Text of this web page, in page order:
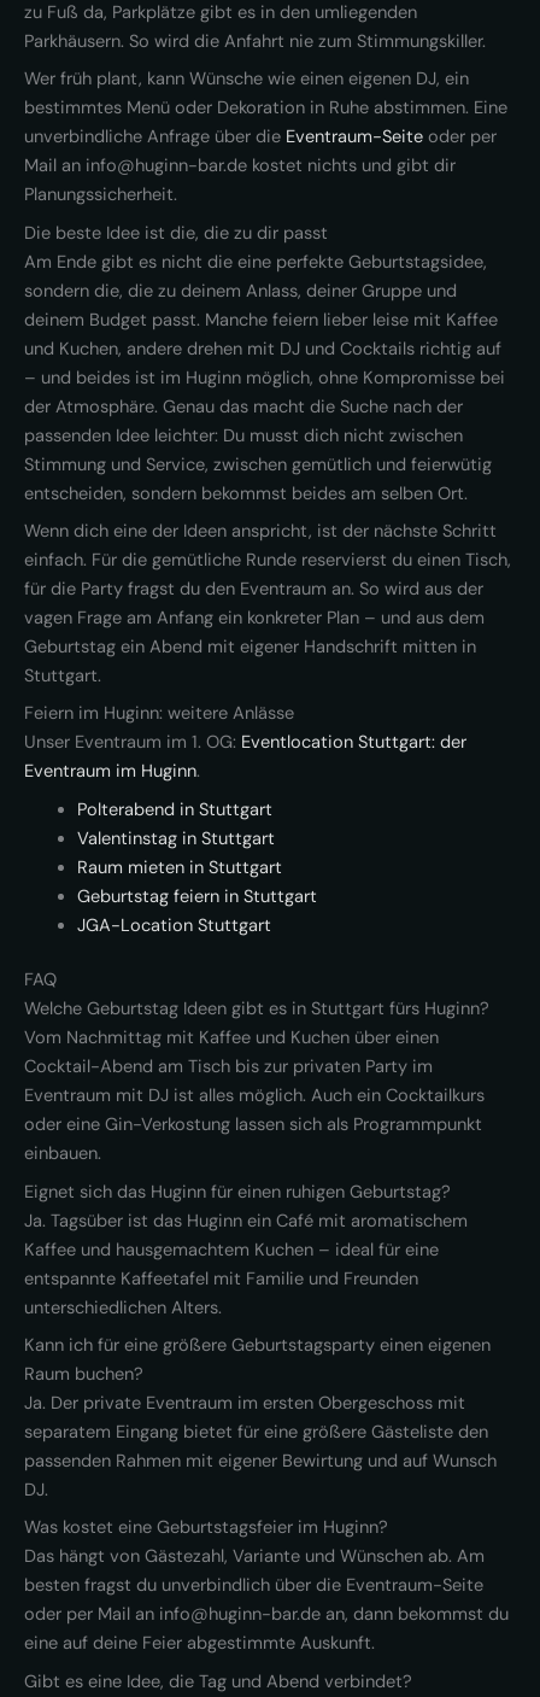
zu Fuß da, Parkplätze gibt es in den umliegenden
Parkhäusern. So wird die Anfahrt nie zum Stimmungskiller.
Wer früh plant, kann Wünsche wie einen eigenen DJ, ein
bestimmtes Menü oder Dekoration in Ruhe abstimmen. Eine
unverbindliche Anfrage über die Eventraum-Seite oder per
Mail an info@huginn-bar.de kostet nichts und gibt dir
Planungssicherheit.
Die beste Idee ist die, die zu dir passt
Am Ende gibt es nicht die eine perfekte Geburtstagsidee,
sondern die, die zu deinem Anlass, deiner Gruppe und
deinem Budget passt. Manche feiern lieber leise mit Kaffee
und Kuchen, andere drehen mit DJ und Cocktails richtig auf
– und beides ist im Huginn möglich, ohne Kompromisse bei
der Atmosphäre. Genau das macht die Suche nach der
passenden Idee leichter: Du musst dich nicht zwischen
Stimmung und Service, zwischen gemütlich und feierwütig
entscheiden, sondern bekommst beides am selben Ort.
Wenn dich eine der Ideen anspricht, ist der nächste Schritt
einfach. Für die gemütliche Runde reservierst du einen Tisch,
für die Party fragst du den Eventraum an. So wird aus der
vagen Frage am Anfang ein konkreter Plan – und aus dem
Geburtstag ein Abend mit eigener Handschrift mitten in
Stuttgart.
Feiern im Huginn: weitere Anlässe
Unser Eventraum im 1. OG: Eventlocation Stuttgart: der
Eventraum im Huginn.
Polterabend in Stuttgart
Valentinstag in Stuttgart
Raum mieten in Stuttgart
Geburtstag feiern in Stuttgart
JGA-Location Stuttgart
FAQ
Welche Geburtstag Ideen gibt es in Stuttgart fürs Huginn?
Vom Nachmittag mit Kaffee und Kuchen über einen
Cocktail-Abend am Tisch bis zur privaten Party im
Eventraum mit DJ ist alles möglich. Auch ein Cocktailkurs
oder eine Gin-Verkostung lassen sich als Programmpunkt
einbauen.
Eignet sich das Huginn für einen ruhigen Geburtstag?
Ja. Tagsüber ist das Huginn ein Café mit aromatischem
Kaffee und hausgemachtem Kuchen – ideal für eine
entspannte Kaffeetafel mit Familie und Freunden
unterschiedlichen Alters.
Kann ich für eine größere Geburtstagsparty einen eigenen
Raum buchen?
Ja. Der private Eventraum im ersten Obergeschoss mit
separatem Eingang bietet für eine größere Gästeliste den
passenden Rahmen mit eigener Bewirtung und auf Wunsch
DJ.
Was kostet eine Geburtstagsfeier im Huginn?
Das hängt von Gästezahl, Variante und Wünschen ab. Am
besten fragst du unverbindlich über die Eventraum-Seite
oder per Mail an info@huginn-bar.de an, dann bekommst du
eine auf deine Feier abgestimmte Auskunft.
Gibt es eine Idee, die Tag und Abend verbindet?